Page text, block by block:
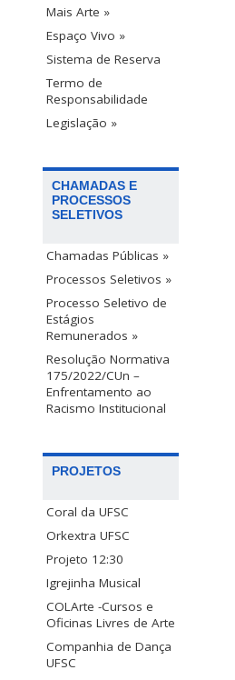
Mais Arte »
Espaço Vivo »
Sistema de Reserva
Termo de
Responsabilidade
Legislação »
CHAMADAS E
PROCESSOS
SELETIVOS
Chamadas Públicas »
Processos Seletivos »
Processo Seletivo de
Estágios
Remunerados »
Resolução Normativa
175/2022/CUn –
Enfrentamento ao
Racismo Institucional
PROJETOS
Coral da UFSC
Orkextra UFSC
Projeto 12:30
Igrejinha Musical
COLArte -Cursos e
Oficinas Livres de Arte
Companhia de Dança
UFSC